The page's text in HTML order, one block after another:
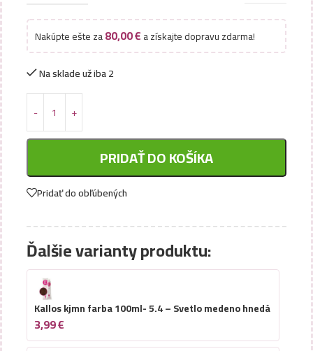
Nakúpte ešte za80,00€a získajte dopravu zdarma!
Na sklade už iba 2
PRIDAŤ DO KOŠÍKA
Pridať do obľúbených
Ďalšie varianty produktu:
Kallos kjmn farba 100ml- 5.4 – Svetlo medeno hnedá
3,99€